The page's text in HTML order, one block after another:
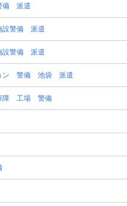
備 派遣
警備 派遣
警備 派遣
ン 警備 池袋 派遣
障 工場 警備